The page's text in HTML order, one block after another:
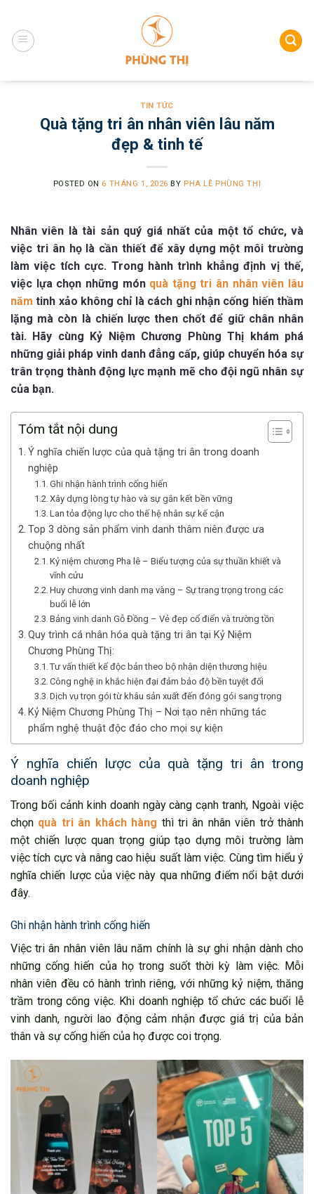
content
TIN TỨC
Quà tặng tri ân nhân viên lâu năm
đẹp & tinh tế
POSTED ON 6 THÁNG 1, 2026 BY PHA LÊ PHÙNG THỊ
Nhân viên là tài sản quý giá nhất của một tổ chức, và
việc tri ân họ là cần thiết để xây dựng một môi trường
làm việc tích cực. Trong hành trình khẳng định vị thế,
việc lựa chọn những món quà tặng tri ân nhân viên lâu
năm tinh xảo không chỉ là cách ghi nhận cống hiến thầm
lặng mà còn là chiến lược then chốt để giữ chân nhân
tài. Hãy cùng Kỷ Niệm Chương Phùng Thị khám phá
những giải pháp vinh danh đẳng cấp, giúp chuyển hóa sự
trân trọng thành động lực mạnh mẽ cho đội ngũ nhân sự
của bạn.
Tóm tắt nội dung
Ý nghĩa chiến lược của quà tặng tri ân trong doanh
nghiệp
Ghi nhận hành trình cống hiến
Xây dựng lòng tự hào và sự gắn kết bền vững
Lan tỏa động lực cho thế hệ nhân sự kế cận
Top 3 dòng sản phẩm vinh danh thâm niên được ưa
chuộng nhất
Kỷ niệm chương Pha lê – Biểu tượng của sự thuần khiết và
vĩnh cửu
Huy chương vinh danh mạ vàng – Sự trang trọng trong các
buổi lễ lớn
Bảng vinh danh Gỗ Đồng – Vẻ đẹp cổ điển và trường tồn
Quy trình cá nhân hóa quà tặng tri ân tại Kỷ Niệm
Chương Phùng Thị:
Tư vấn thiết kế độc bản theo bộ nhận diện thương hiệu
Công nghệ in khắc hiện đại đảm bảo độ bền tuyệt đối
Dịch vụ trọn gói từ khâu sản xuất đến đóng gói sang trọng
Kỷ Niệm Chương Phùng Thị – Nơi tạo nên những tác
phẩm nghệ thuật độc đáo cho mọi sự kiện
Ý nghĩa chiến lược của quà tặng tri ân trong
doanh nghiệp
Trong bối cảnh kinh doanh ngày càng cạnh tranh, Ngoài việc
chọn quà tri ân khách hàng thì tri ân nhân viên trở thành
một chiến lược quan trọng giúp tạo dựng môi trường làm
việc tích cực và nâng cao hiệu suất làm việc. Cùng tìm hiểu ý
nghĩa chiến lược của việc này qua những điểm nổi bật dưới
đây.
Ghi nhận hành trình cống hiến
Việc tri ân nhân viên lâu năm chính là sự ghi nhận dành cho
những cống hiến của họ trong suốt thời kỳ làm việc. Mỗi
nhân viên đều có hành trình riêng, với những kỷ niệm, thăng
trầm trong công việc. Khi doanh nghiệp tổ chức các buổi lễ
vinh danh, người lao động cảm nhận được giá trị của bản
thân và sự cống hiến của họ được coi trọng.